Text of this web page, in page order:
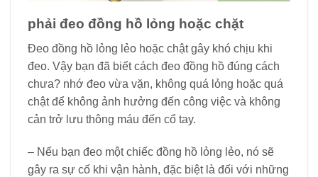
phải đeo đồng hồ lỏng hoặc chặt
Đeo đồng hồ lỏng lẻo hoặc chật gây khó chịu khi
đeo. Vậy bạn đã biết cách đeo đồng hồ đúng cách
chưa? nhớ đeo vừa vặn, không quá lỏng hoặc quá
chật để không ảnh hưởng đến công việc và không
cản trở lưu thông máu đến cổ tay.
– Nếu bạn đeo một chiếc đồng hồ lỏng lẻo, nó sẽ
gây ra sự cố khi vận hành, đặc biệt là đối với những